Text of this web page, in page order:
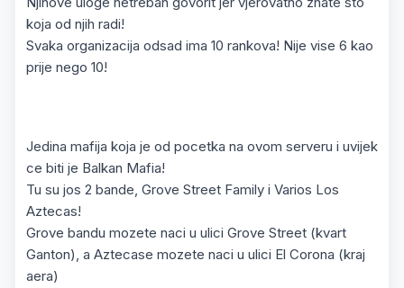
koja od njih radi!
Svaka organizacija odsad ima 10 rankova! Nije vise 6 kao
prije nego 10!
Jedina mafija koja je od pocetka na ovom serveru i uvijek
ce biti je Balkan Mafia!
Tu su jos 2 bande, Grove Street Family i Varios Los
Aztecas!
Grove bandu mozete naci u ulici Grove Street (kvart
Ganton), a Aztecase mozete naci u ulici El Corona (kraj
aera)